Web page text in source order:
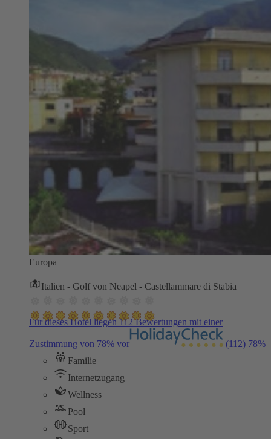
Europa
Italien - Golf von Neapel - Castellammare di Stabia
Für dieses Hotel liegen 112 Bewertungen mit einer
Zustimmung von 78% vor (112) 78%
Familie
Internetzugang
Wellness
Pool
Sport